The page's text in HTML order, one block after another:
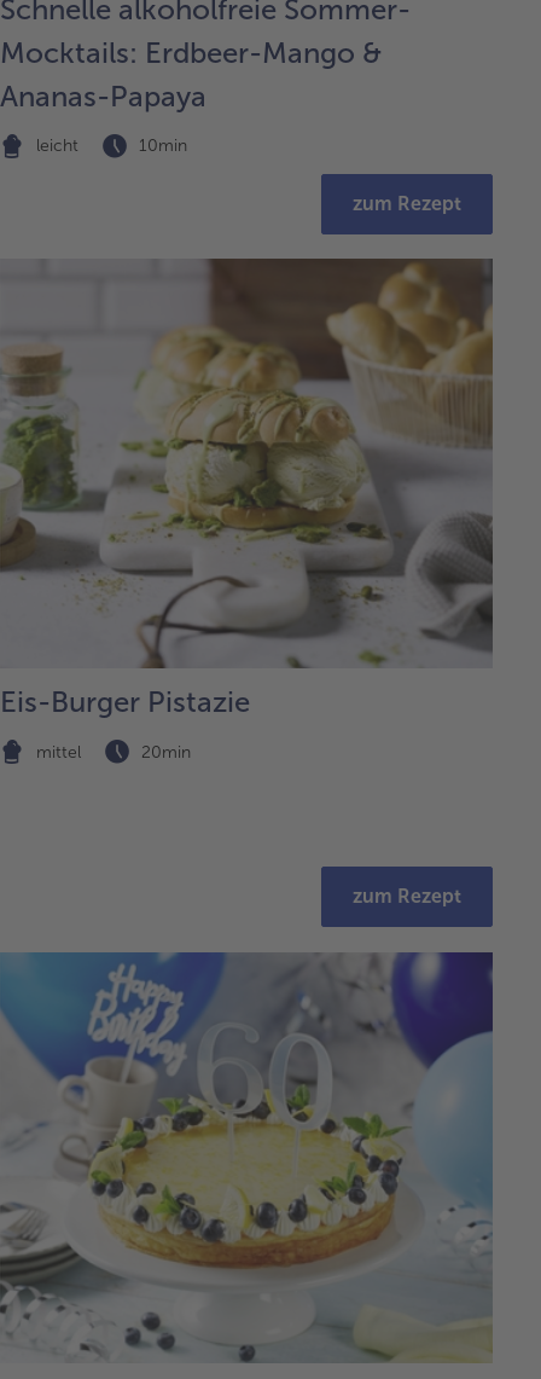
Schnelle alkoholfreie Sommer-
Mocktails: Erdbeer-Mango &
Ananas-Papaya
leicht 10min
zum Rezept
Eis-Burger Pistazie
mittel 20min
zum Rezept